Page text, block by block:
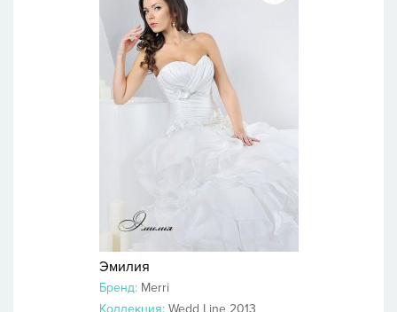
Эмилия
Бренд: Merri
Коллекция: Wedd Line 2013